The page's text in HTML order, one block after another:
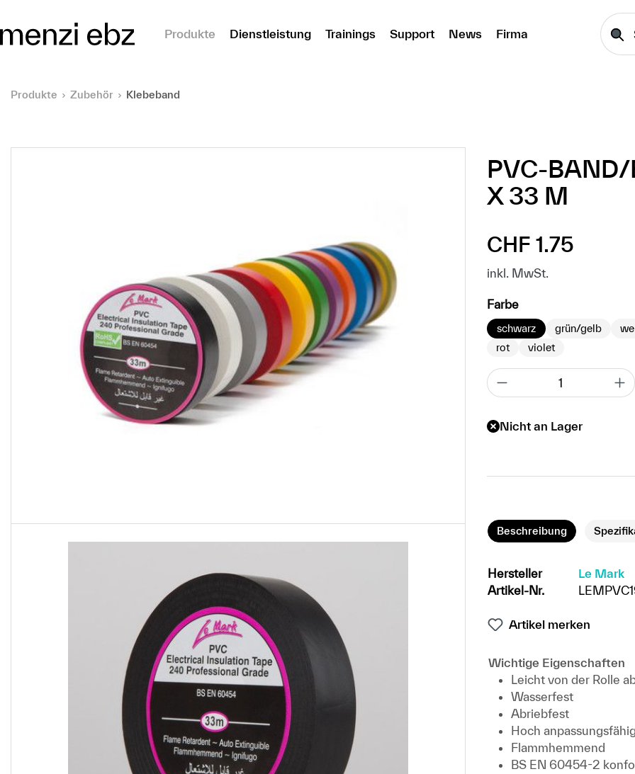
Produkte
Dienstleistung Trainings Support News Firma
Produkte Zubehör Klebeband
PVC-BAND/
X 33 M
Regulärer Preis:
CHF 1.75
inkl. MwSt.
Farbeauswählen
schwarz grün/gelb
rot
violet
Nicht an Lager
Beschreibung
Hersteller
Le Mark
Artikel-Nr.
Artikel merken
Wichtige Eigenschaften
Leicht von der Rolle
Wasserfest
Abriebfest
Hoch
Flammhemmend
BS EN 60454-2